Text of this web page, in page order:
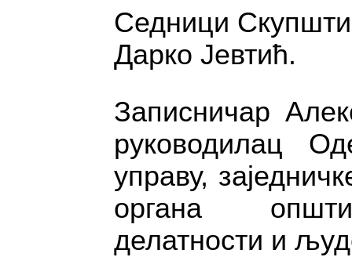
Седници
Дарко Јевтић.
Записничар
руководилац
управу,
органа
делатности и